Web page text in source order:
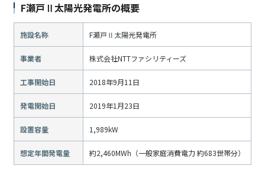
F瀬戸Ⅱ太陽光発電所の概要
施設名称 F瀬戸Ⅱ太陽光発電所
事業者 株式会社NTTファシリティーズ
工事開始日 2018年9月11日
発電開始日 2019年1月23日
設置容量 1,989kW
想定年間発電量 約2,460MWh（一般家庭消費電力 約683世帯分）